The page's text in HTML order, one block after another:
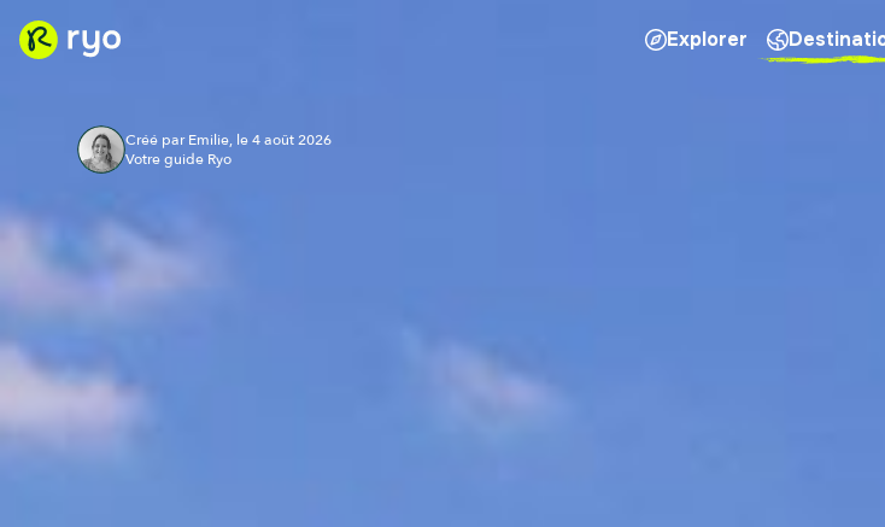
Explorer
Créé par Emilie, le 4 août 2026
Votre guide Ryo